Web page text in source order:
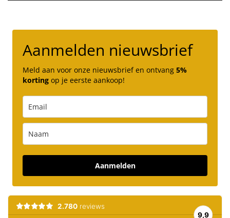
Aanmelden nieuwsbrief
Meld aan voor onze nieuwsbrief en ontvang 5%
korting op je eerste aankoop!
Aanmelden